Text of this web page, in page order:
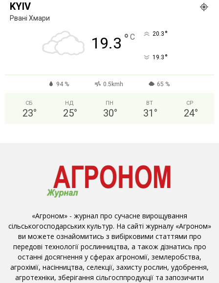
KYIV
Рвані Хмари
19.3 ° C 20.3 °
19.3 °
94 % 0.5kmh 65 %
СБ
23°
НД
25°
ПН
30°
ВТ
31 °
СР
24°
«Агроном» - журнал про сучасне вирощування
сільськогосподарських культур. На сайті журналу «Агроном»
ви можете ознайомитись з вибірковими статтями про
передові технології рослинництва, а також дізнатись про
останні досягнення у сферах агрономії, землеробства,
агрохімії, насінництва, селекції, захисту рослин, удобрення,
агротехніки, зберігання сільгосппродукції та запозичити